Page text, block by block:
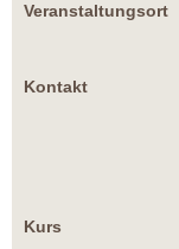
Veranstaltungsort
Kontakt
Kurs